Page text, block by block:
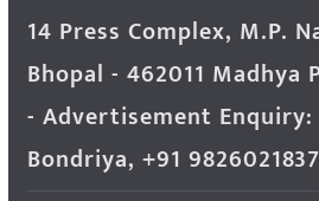
14 Press Complex, M.P.
Bhopal - 462011 Madhya
- Advertisement Enquiry:
Bondriya, +91 9826021837